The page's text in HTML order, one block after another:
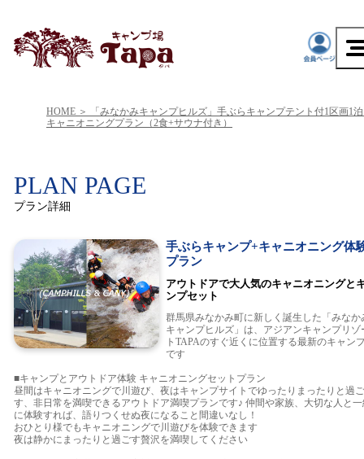
HOME
「みなかみキャンプヒルズ」手ぶらキャンプテント付1区画1
キャニオニングプラン（2食+サウナ付き）
PLAN PAGE
プラン詳細
手ぶらキャンプ+キャニオニング体
プラン
アウトドアで大人気のキャニオニングと
ンプセット
群馬県みなかみ町に新しく誕生した「みなか
キャンプヒルズ」は、アジアンキャンプリゾ
トTAPAのすぐ近くに位置する最新のキャン
です
■キャンプとアウトドア体験 キャニオニングセットプラン
昼間はキャニオニングで川遊び、夜はキャンプサイトでゆったりまったりと過ご
す、非日常を満喫できるアウトドア満喫プランです♪ 仲間や家族、大切な人と
に体験すれば、語りつくせぬ夜になること間違いなし！
おひとり様でもキャニオニングで川遊びを体験できます
夜は静かにまったりと過ごす贅沢を満喫してください